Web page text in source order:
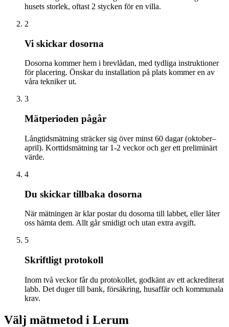
husets storlek, oftast 2 stycken för en villa.
2
Vi skickar dosorna
Dosorna kommer hem i brevlådan, med tydliga instruktioner
för placering. Önskar du installation på plats kommer en av
våra tekniker ut.
3
Mätperioden pågår
Långtidsmätning sträcker sig över minst 60 dagar (oktober–
april). Korttidsmätning tar 1-2 veckor och ger ett preliminärt
värde.
4
Du skickar tillbaka dosorna
När mätningen är klar postar du dosorna till labbet, eller låter
oss hämta dem. Allt går smidigt och utan extra avgift.
5
Skriftligt protokoll
Inom två veckor får du protokollet, godkänt av ett ackrediterat
labb. Det duger till bank, försäkring, husaffär och kommunala
krav.
Välj mätmetod i Lerum